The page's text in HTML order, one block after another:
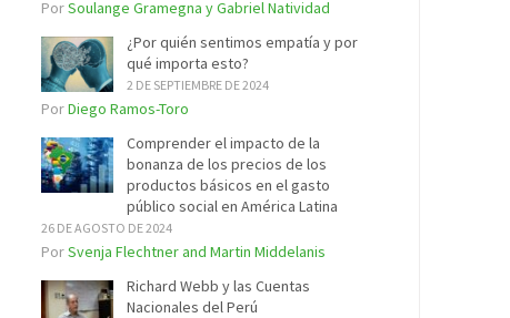
PorSoulange Gramegna y Gabriel Natividad
¿Por quién sentimos empatía y por
qué importa esto?
2 DE SEPTIEMBRE DE 2024
PorDiego Ramos-Toro
Comprender el impacto de la
bonanza de los precios de los
productos básicos en el gasto
público social en América Latina
26 DE AGOSTO DE 2024
PorSvenja Flechtner and Martin Middelanis
Richard Webb y las Cuentas
Nacionales del Perú